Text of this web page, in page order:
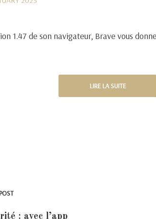
1.47 de son navigateur, Brave vous
LIRE LA SUITE
: avec l’app